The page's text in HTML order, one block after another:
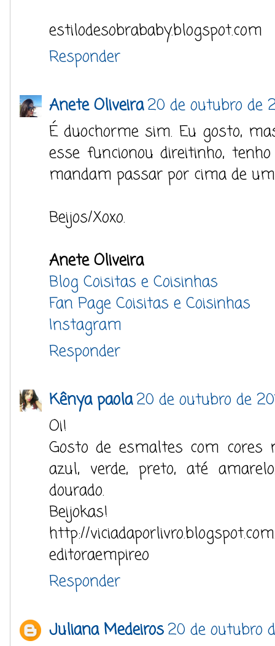
estilodesobrababy.blogspot.com
Responder
Anete Oliveira20 de outubro de
É duochorme sim. Eu gosto,
esse funcionou direitinho,
mandam passar por cima de
Beijos/Xoxo.
Anete Oliveira
Blog Coisitas e Coisinhas
Fan Page Coisitas e Coisinhas
Instagram
Responder
Kênya paola20 de outubro de
Oi!
Gosto de esmaltes com cores
azul, verde, preto, até
dourado.
Beijokas!
http://
editoraempireo
Responder
Juliana Medeiros20 de outubro